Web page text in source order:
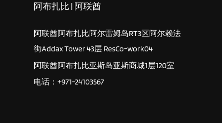
阿布扎比 | 阿联酋
阿联酋阿布扎比阿尔雷姆岛RT3区阿尔赖法
街Addax Tower 43层 ResCo-work04
阿联酋阿布扎比亚斯岛亚斯商城1层120室
电话：+971-24103567